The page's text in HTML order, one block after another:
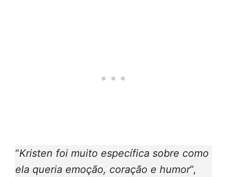
“Kristen foi muito específica sobre como
ela queria emoção, coração e humor”,